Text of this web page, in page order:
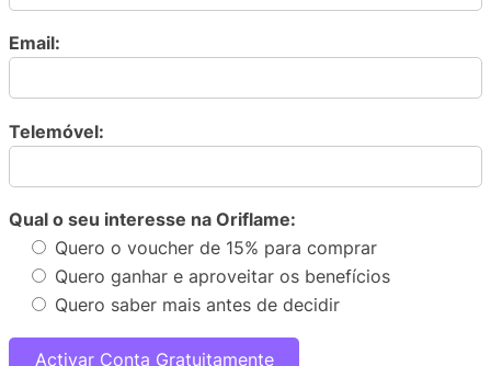
Email:
Telemóvel:
Qual o seu interesse na Oriflame:
Quero o voucher de 15% para comprar
Quero ganhar e aproveitar os benefícios
Quero saber mais antes de decidir